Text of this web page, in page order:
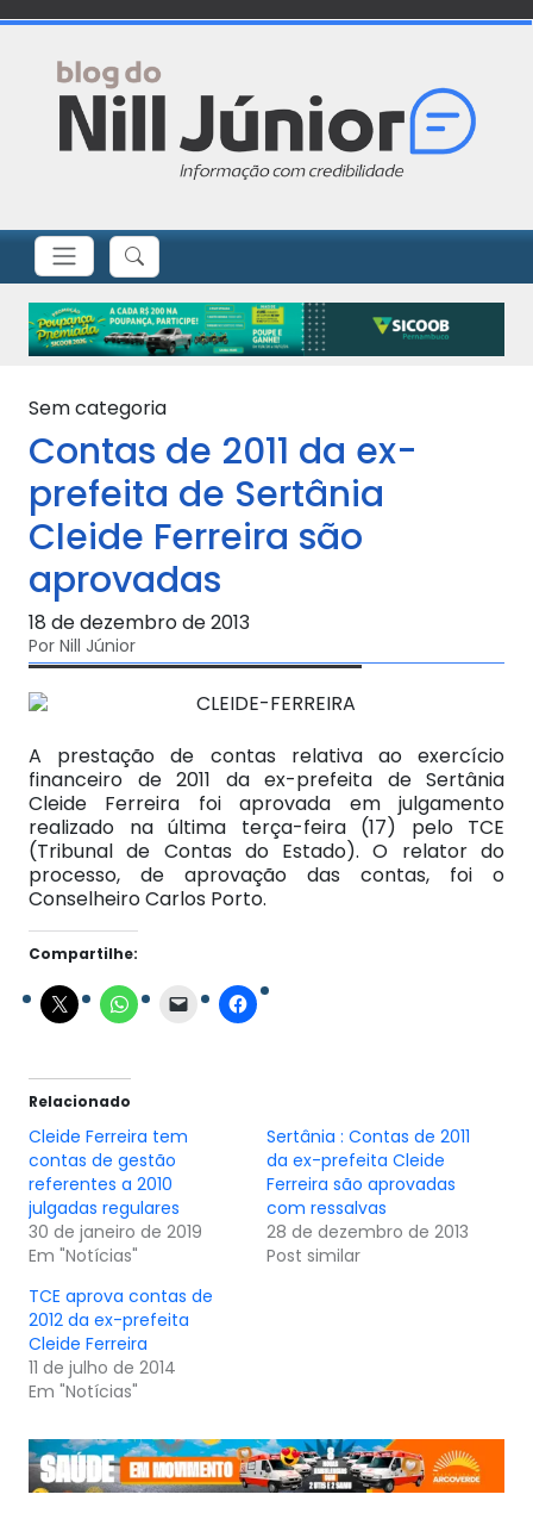
Sem categoria
Contas de 2011 da ex-
prefeita de Sertânia
Cleide Ferreira são
aprovadas
18 de dezembro de 2013
Por Nill Júnior
A prestação de contas relativa ao exercício
financeiro de 2011 da ex-prefeita de Sertânia
Cleide Ferreira foi aprovada em julgamento
realizado na última terça-feira (17) pelo TCE
(Tribunal de Contas do Estado). O relator do
processo, de aprovação das contas, foi o
Conselheiro Carlos Porto.
Compartilhe:
Relacionado
Cleide Ferreira tem
contas de gestão
referentes a 2010
julgadas regulares
30 de janeiro de 2019
Em "Notícias"
Sertânia : Contas de 2011
da ex-prefeita Cleide
Ferreira são aprovadas
com ressalvas
28 de dezembro de 2013
Post similar
TCE aprova contas de
2012 da ex-prefeita
Cleide Ferreira
11 de julho de 2014
Em "Notícias"